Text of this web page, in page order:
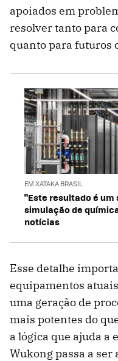
apoiados em
resolver tanto para
quanto para futuros
EM XATAKA BRASIL
"Este resultado é um
simulação de
notícias
Esse detalhe
equipamentos
uma geração de
mais potentes do
a lógica que ajuda a
Wukong passa a